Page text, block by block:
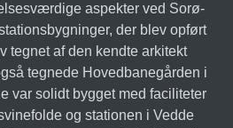
aspekter ved Sorø-
der blev opført
tegnet af den kendte arkitekt
tegnede Hovedbanegården i
var solidt bygget med faciliteter
og stationen i Vedde